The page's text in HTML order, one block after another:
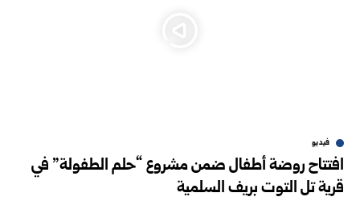
فيديو
افتتاح روضة أطفال ضمن مشروع “حلم الطفولة” في
قرية تل التوت بريف السلمية